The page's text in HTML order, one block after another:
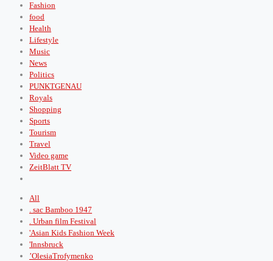
Fashion
food
Health
Lifestyle
Music
News
Politics
PUNKTGENAU
Royals
Shopping
Sports
Tourism
Travel
Video game
ZeitBlatt TV
All
. sac Bamboo 1947
. Urban film Festival
'Asian Kids Fashion Week
'Innsbruck
’OlesiaTrofymenko